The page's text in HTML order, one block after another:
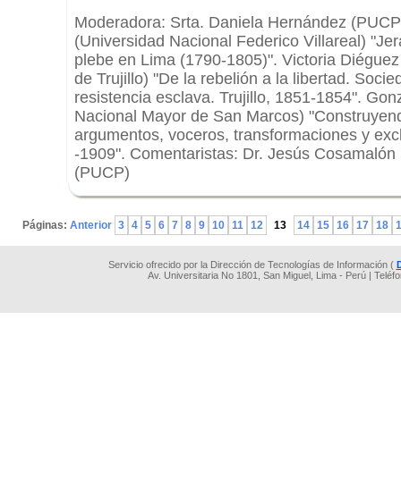
Moderadora: Srta. Daniela Hernández
(Universidad Nacional Federico Villareal)
plebe en Lima (1790-1805)". Victoria
de Trujillo) "De la rebelión a la libertad.
resistencia esclava. Trujillo, 1851-1854".
Nacional Mayor de San Marcos)
argumentos, voceros, transformaciones y
-1909". Comentaristas: Dr. Jesús
(PUCP)
Páginas: Anterior 3 4 5 6 7 8 9 10 11 12 13 14 15 16 17 18
Servicio ofrecido por la Dirección de Tecnologías de Información (
Av. Universitaria No 1801, San Miguel, Lima - Perú |